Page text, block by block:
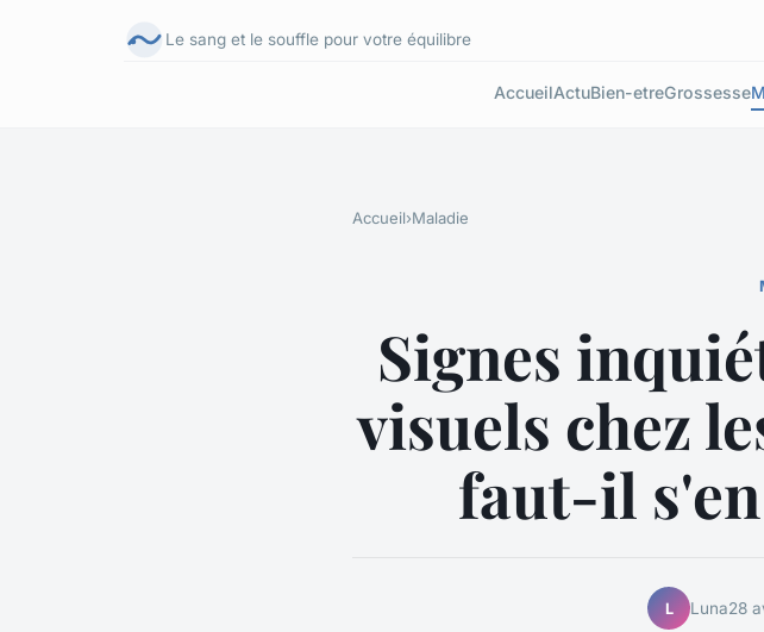
Le sang et le souffle pour votre équilibre
AccueilActuBien-etreGrossesse
Accueil›Maladie
Signes
visuels chez
faut-il
L Luna28